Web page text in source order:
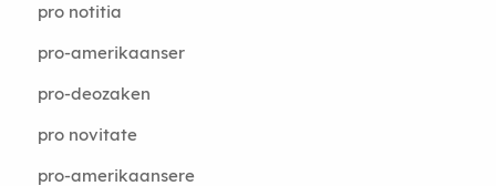
pro notitia
pro-amerikaanser
pro-deozaken
pro novitate
pro-amerikaansere